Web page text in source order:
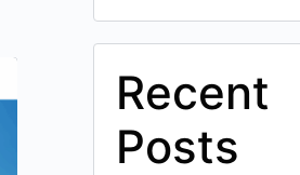
Recent
Posts